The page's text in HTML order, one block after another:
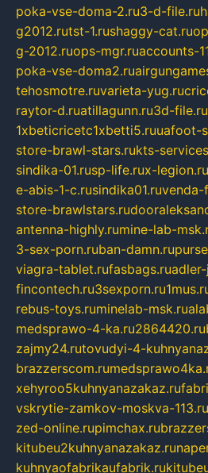
poka-vse-doma-2.ru3-d-file.ru
g2012.rutst-1.rushaggy-cat.ru
g-2012.ruops-mgr.ruaccounts-
poka-vse-doma2.ru
tehosmotre.ruvarieta-yug.ru
raytor-d.ruatillagunn.ru3d-file.ru
1xbeticricetc1xbetti5.ruuafoot-
store-brawl-stars.rukts-
sindika-01.rusp-life.rux-legion.ru
e-abis-1-c.rusindika01.ruvenda-
store-brawlstars.ru
antenna-highly.rumine-lab-
3-sex-porn.ruban-damn.ru
viagra-tablet.rufasbags.ru
fincontech.ru3sexporn.ru
rebus-toys.ruminelab-msk.ru
medsprawo-4-ka.ru2864420.ru
zajmy24.rutovudyi-4-
brazzerscom.ru
xehyroo5kuhnyanazakaz.ru
vskrytie-zamkov-moskva-113.ru
zed-online.rupimchax.ru
kitubeu2kuhnyanazakaz.ru
kuhnyaofabrikaufabrik.ru